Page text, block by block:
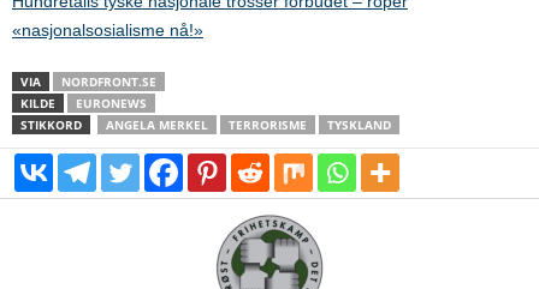
«nasjonalsosialisme nå!»
VIA
NORDFRONT.SE
KILDE
EURONEWS
STIKKORD
ANGELA MERKEL TERRORISME TYSKLAND